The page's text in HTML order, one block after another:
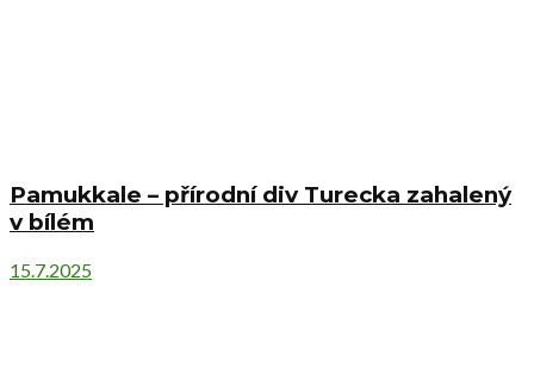
Pamukkale – přírodní div Turecka zahalený
v bílém
15.7.2025